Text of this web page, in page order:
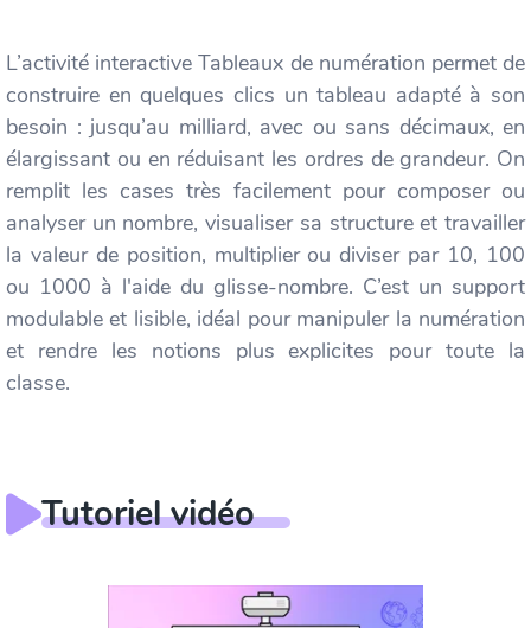
L’activité interactive Tableaux de numération permet de
construire en quelques clics un tableau adapté à son
besoin : jusqu’au milliard, avec ou sans décimaux, en
élargissant ou en réduisant les ordres de grandeur. On
remplit les cases très facilement pour composer ou
analyser un nombre, visualiser sa structure et travailler
la valeur de position, multiplier ou diviser par 10, 100
ou 1000 à l'aide du glisse-nombre. C’est un support
modulable et lisible, idéal pour manipuler la numération
et rendre les notions plus explicites pour toute la
classe.
Tutoriel vidéo